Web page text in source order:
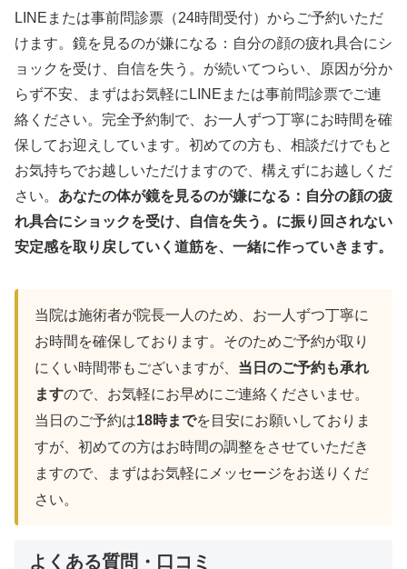
LINEまたは事前問診票（24時間受付）からご予約いただ
けます。鏡を見るのが嫌になる：自分の顔の疲れ具合にシ
ョックを受け、自信を失う。が続いてつらい、原因が分か
らず不安、まずはお気軽にLINEまたは事前問診票でご連
絡ください。完全予約制で、お一人ずつ丁寧にお時間を確
保してお迎えしています。初めての方も、相談だけでもと
お気持ちでお越しいただけますので、構えずにお越しくだ
さい。 あなたの体が鏡を見るのが嫌になる：自分の顔の疲
れ具合にショックを受け、自信を失う。に振り回されない
安定感を取り戻していく道筋を、一緒に作っていきます。
当院は施術者が院長一人のため、お一人ずつ丁寧に
お時間を確保しております。そのためご予約が取り
にくい時間帯もございますが、 当日のご予約も承れ
ますので、お気軽にお早めにご連絡くださいませ。
当日のご予約は18時までを目安にお願いしておりま
すが、初めての方はお時間の調整をさせていただき
ますので、まずはお気軽にメッセージをお送りくだ
さい。
よくある質問・口コミ